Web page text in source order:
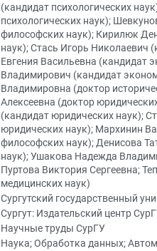
(кандидат психологических
психологических наук);
философских наук); Кирилюк
наук); Стась Игорь Николаевич
Евгения Васильевна (кандидат
Владимирович (кандидат
Владимировна (доктор
Алексеевна (доктор
(кандидат юридических наук);
юридических наук); Мархинин
философских наук); Денисова
наук); Ушакова Надежда
Пуртова Виктория Сергеевна;
медицинских наук)
Сургутский государственный
Сургут: Издательский центр
Научные труды СурГУ
Наука; Обработка данных;